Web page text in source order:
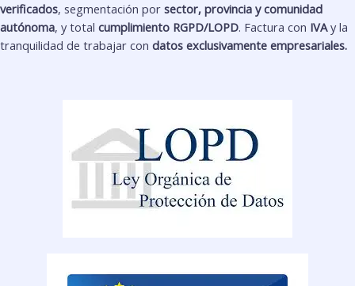
verificados, segmentación por sector, provincia y comunidad
autónoma, y total cumplimiento RGPD/LOPD. Factura con IVAy la
tranquilidad de trabajar con datos exclusivamente empresariales.